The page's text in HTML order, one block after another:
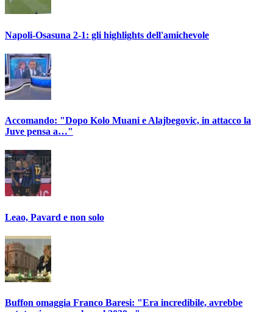
Napoli-Osasuna 2-1: gli highlights dell'amichevole
Accomando: "Dopo Kolo Muani e Alajbegovic, in attacco la
Juve pensa a…"
Leao, Pavard e non solo
Buffon omaggia Franco Baresi: "Era incredibile, avrebbe